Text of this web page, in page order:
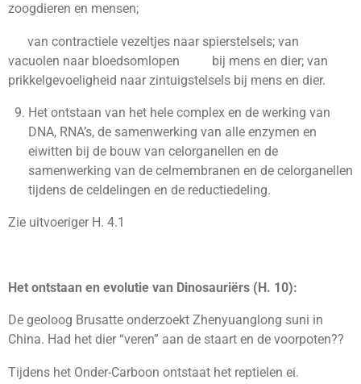
zoogdieren en mensen;
van contractiele vezeltjes naar spierstelsels; van
vacuolen naar bloedsomlopen bij mens en dier; van
prikkelgevoeligheid naar zintuigstelsels bij mens en dier.
Het ontstaan van het hele complex en de werking van
DNA, RNA’s, de samenwerking van alle enzymen en
eiwitten bij de bouw van celorganellen en de
samenwerking van de celmembranen en de celorganellen
tijdens de celdelingen en de reductiedeling.
Zie uitvoeriger H. 4.1
Het ontstaan en evolutie van Dinosauriërs (H. 10):
De geoloog Brusatte onderzoekt Zhenyuanglong suni in
China. Had het dier “veren” aan de staart en de voorpoten??
Tijdens het Onder-Carboon ontstaat het reptielen ei.